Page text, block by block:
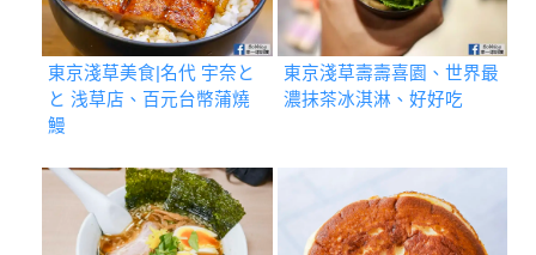
東京淺草美食|名代 宇奈と
と 浅草店、百元台幣蒲燒
鰻
東京淺草壽壽喜園、世界最
濃抹茶冰淇淋、好好吃